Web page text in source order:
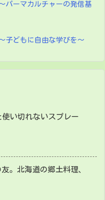
パーマカルチャーの発信基
子どもに自由な学びを～
い切れないスプレー
。北海道の郷土料理、